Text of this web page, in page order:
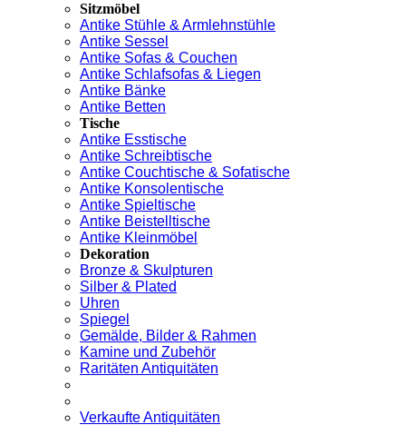
Sitzmöbel
Antike Stühle & Armlehnstühle
Antike Sessel
Antike Sofas & Couchen
Antike Schlafsofas & Liegen
Antike Bänke
Antike Betten
Tische
Antike Esstische
Antike Schreibtische
Antike Couchtische & Sofatische
Antike Konsolentische
Antike Spieltische
Antike Beistelltische
Antike Kleinmöbel
Dekoration
Bronze & Skulpturen
Silber & Plated
Uhren
Spiegel
Gemälde, Bilder & Rahmen
Kamine und Zubehör
Raritäten Antiquitäten
Verkaufte Antiquitäten